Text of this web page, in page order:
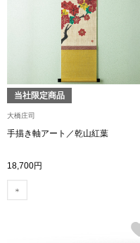
当社限定商品
大橋庄司
手描き軸アート／乾山紅葉
18,700円